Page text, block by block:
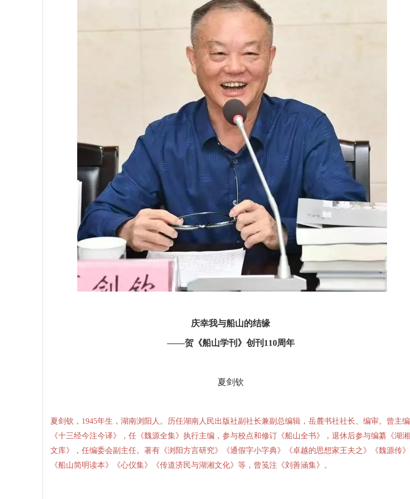
庆幸我与船山的结缘
——贺《船山学刊》创刊110周年
夏剑钦
夏剑钦，1945年生，湖南浏阳人。历任湖南人民出版社副社长兼副总编辑，岳麓书社社长、编审。曾主编
《十三经今注今译》，任《魏源全集》执行主编，参与校点和修订《船山全书》，退休后参与编纂《湖湘
文库》，任编委会副主任。著有《浏阳方言研究》《通假字小字典》《卓越的思想家王夫之》《魏源传》
《船山简明读本》《心仪集》《传道济民与湖湘文化》等，曾笺注《刘善涵集》。